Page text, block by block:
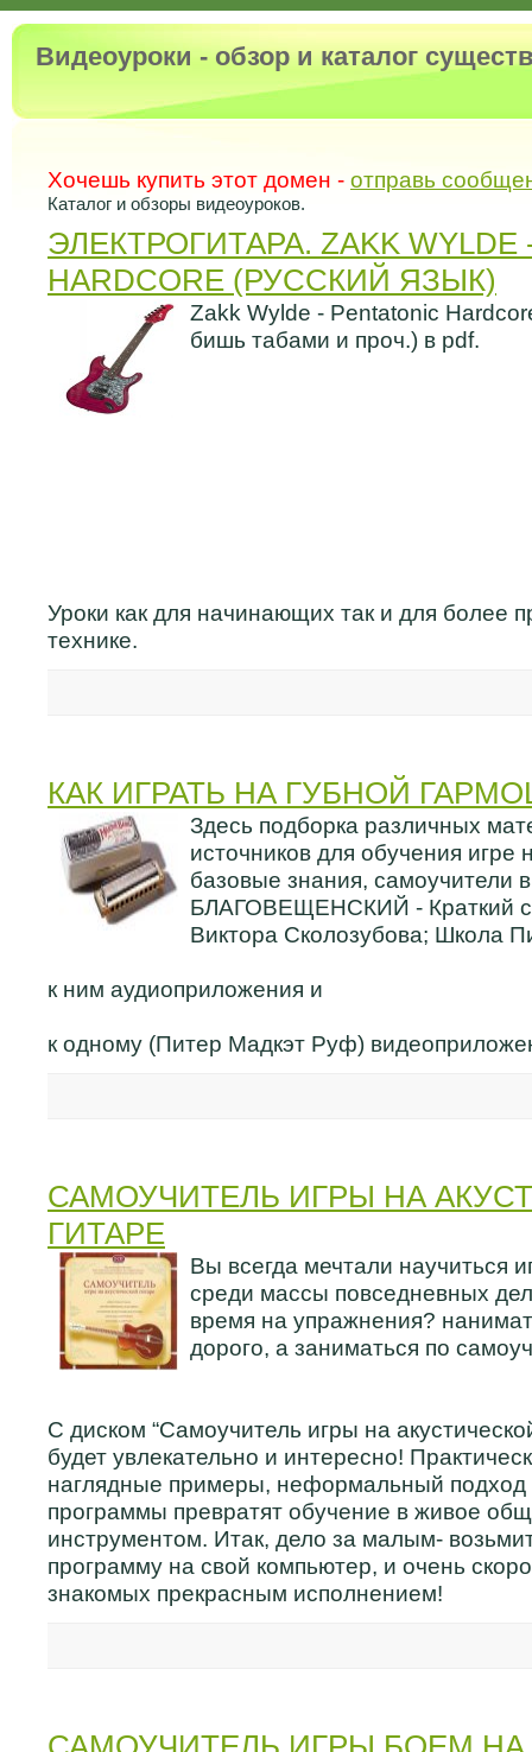
Видеоуроки - обзор и каталог
Хочешь купить этот домен - отправь
Каталог и обзоры видеоуроков.
ЭЛЕКТРОГИТАРА. ZAKK WYLDE
HARDCORE (РУССКИЙ ЯЗЫК)
Zakk Wylde - Pentatonic
бишь табами и проч.) в pdf.
Уроки как для начинающих так и для более
технике.
КАК ИГРАТЬ НА ГУБНОЙ
Здесь подборка различных
источников для обучения игре
базовые знания, самоучители
БЛАГОВЕЩЕНСКИЙ - Краткий
Виктора Сколозубова; Школа
к ним аудиоприложения и
к одному (Питер Мадкэт Руф)
САМОУЧИТЕЛЬ ИГРЫ НА
ГИТАРЕ
Вы всегда мечтали научиться
среди массы повседневных
время на упражнения?
дорого, а заниматься по
С диском “Самоучитель игры на
будет увлекательно и интересно!
наглядные примеры, неформальный подход
программы превратят обучение в живое
инструментом. Итак, дело за малым-
программу на свой компьютер, и очень
знакомых прекрасным исполнением!